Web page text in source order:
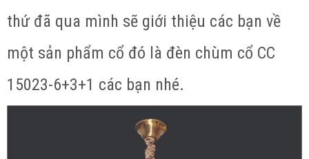
thứ đã qua mình sẽ giới thiệu các bạn về
một sản phẩm cổ đó là đèn chùm cổ CC
15023-6+3+1 các bạn nhé.